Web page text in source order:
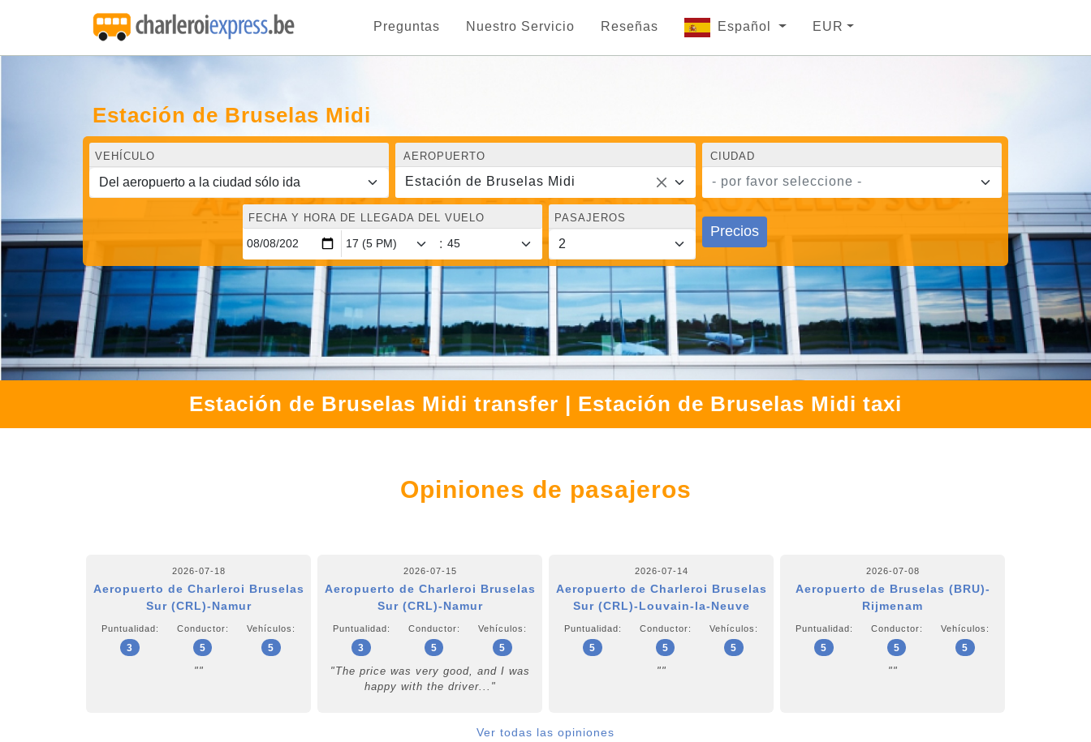
Preguntas Nuestro Servicio Reseñas Español EUR
Estación de Bruselas Midi
VEHÍCULO AEROPUERTO
Estación de Bruselas Midi
CIUDAD
- por favor seleccione -
FECHA Y HORA DE LLEGADA DEL VUELO
:
PASAJEROS
Precios
Estación de Bruselas Midi transfer | Estación de Bruselas Midi taxi
Opiniones de pasajeros
2026-07-18
Aeropuerto de Charleroi Bruselas
Sur (CRL)-Namur
Puntualidad:
3
Conductor:
5
Vehículos:
5
""
2026-07-15
Aeropuerto de Charleroi Bruselas
Sur (CRL)-Namur
Puntualidad:
3
Conductor:
5
Vehículos:
5
"The price was very good, and I was
happy with the driver..."
2026-07-14
Aeropuerto de Charleroi Bruselas
Sur (CRL)-Louvain-la-Neuve
Puntualidad:
5
Conductor:
5
Vehículos:
5
""
2026-07-08
Aeropuerto de Bruselas (BRU)-
Rijmenam
Puntualidad:
5
Conductor:
5
Vehículos:
5
""
Ver todas las opiniones